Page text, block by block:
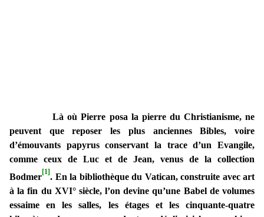
Là où Pierre posa la pierre du Christianisme, ne
peuvent que reposer les plus anciennes Bibles, voire
d’émouvants papyrus conservant la trace d’un Evangile,
comme ceux de Luc et de Jean, venus de la collection
Bodmer[1]. En la bibliothèque du Vatican, construite avec art
à la fin du XVI° siècle, l’on devine qu’une Babel de volumes
essaime en les salles, les étages et les cinquante-quatre